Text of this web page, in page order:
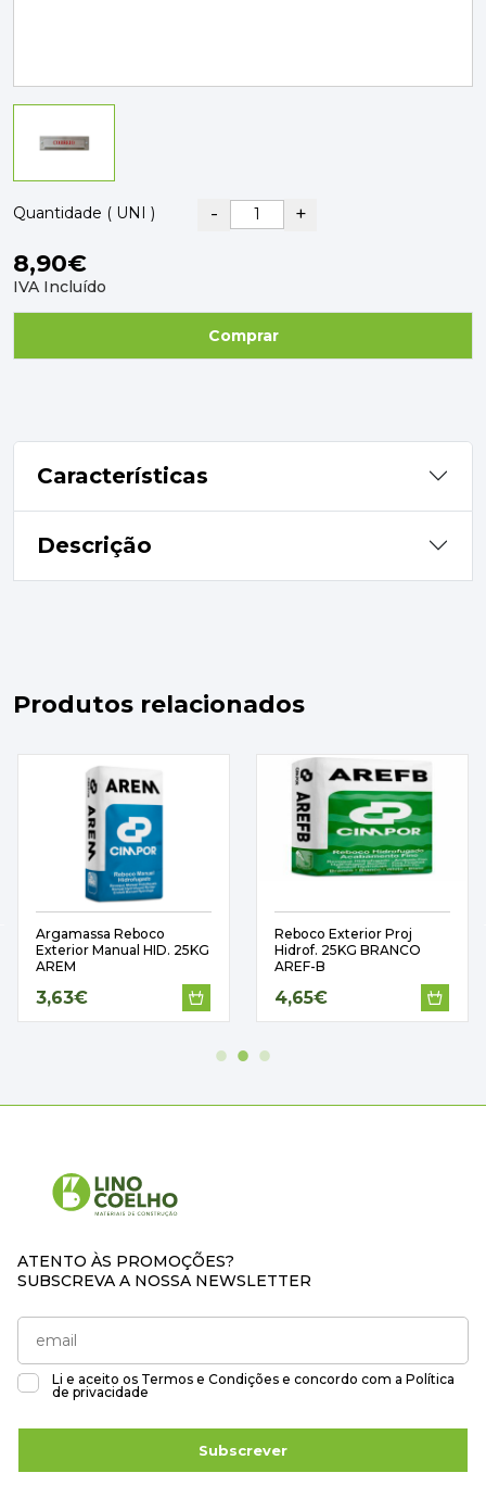
DYRUP
SKIL
Quantidade ( UNI ) - +
8,90€
IVA Incluído
Comprar
Características
Descrição
Produtos relacionados
Argamassa Reboco
Exterior Manual HID. 25KG
AREM
3,63€
Reboco Exterior Proj
Hidrof. 25KG BRANCO
AREF-B
4,65€
ATENTO ÀS PROMOÇÕES?
SUBSCREVA A NOSSA NEWSLETTER
Li e aceito os Termos e Condições e concordo com a Política
de privacidade
Subscrever